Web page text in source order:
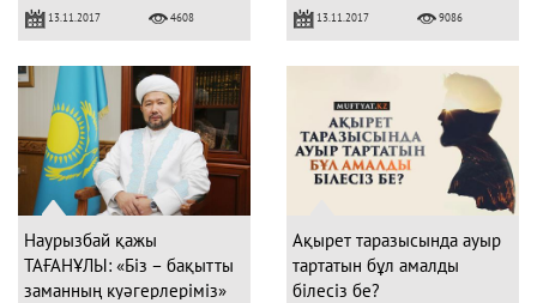
13.11.2017 4608 13.11.2017 9086
Наурызбай қажы
ТАҒАНҰЛЫ: «Біз – бақытты
заманның куәгерлеріміз»
Ақырет таразысында ауыр
тартатын бұл амалды
білесіз бе?